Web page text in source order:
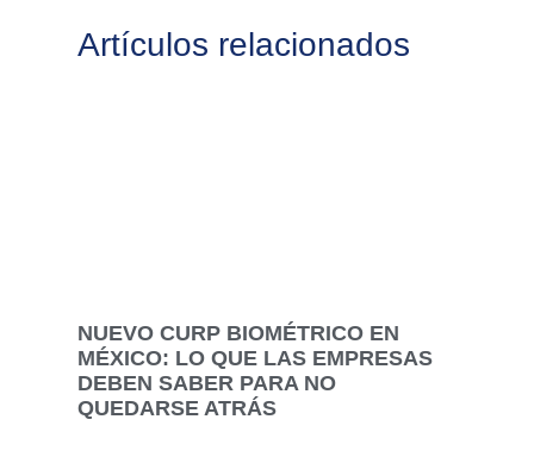
Artículos relacionados
NUEVO CURP BIOMÉTRICO EN
MÉXICO: LO QUE LAS EMPRESAS
DEBEN SABER PARA NO
QUEDARSE ATRÁS